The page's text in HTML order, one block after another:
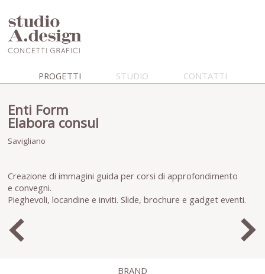
PROGETTI STUDIO CONTATTI
Enti Form
Elabora consul
Savigliano
Creazione di immagini guida per corsi di approfondimento
e convegni.
Pieghevoli, locandine e inviti. Slide, brochure e gadget eventi.
BRAND